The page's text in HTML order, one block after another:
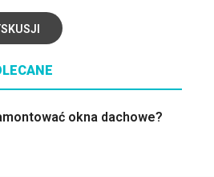
okna dachowe?